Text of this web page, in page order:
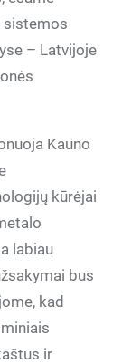
sistemos
– Latvijoje
Kauno
kūrėjai
labiau
bus
kad
ir